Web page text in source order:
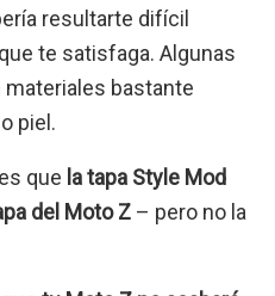
resultarte difícil
te satisfaga. Algunas
bastante
piel.
que la tapa Style Mod
del Moto Z – pero no la